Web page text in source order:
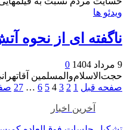
ویدئو ها
ناگفته ای از نحوه
9 مرداد 1404
0
حجت‌الاسلام‌‌والمسلمین
صفحه قبل 1
2
3
4
5
6
…
27
آخرین اخبار